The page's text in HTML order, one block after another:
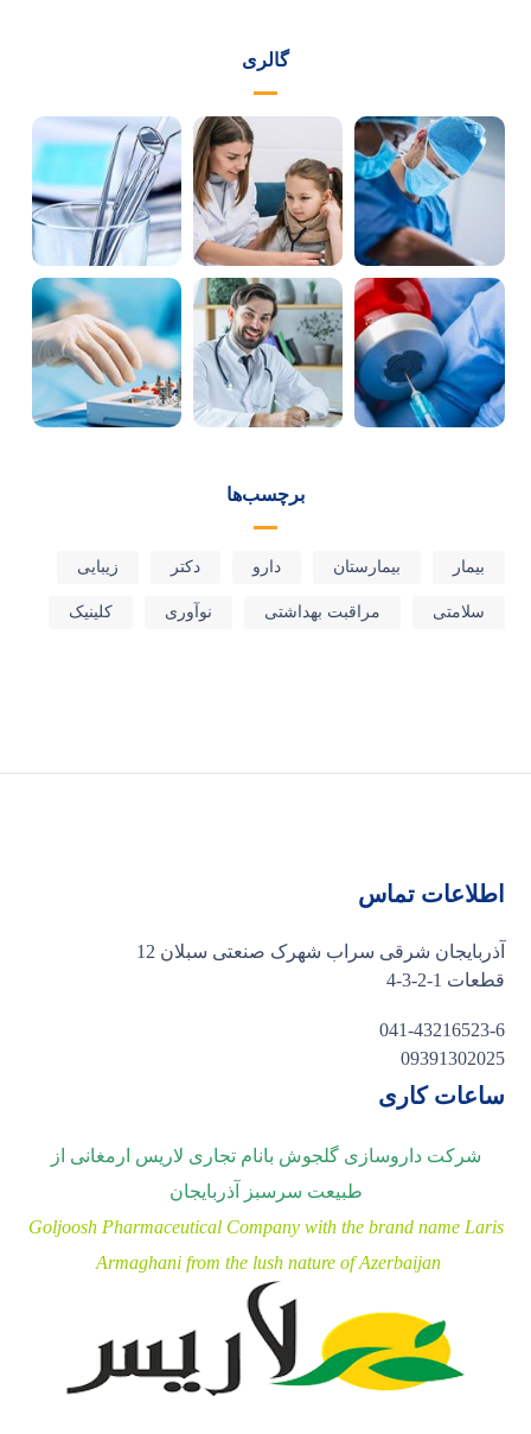
گالری
برچسب‌ها
بیمار بیمارستان دارو دکتر زیبایی
سلامتی مراقبت بهداشتی نوآوری کلینیک
اطلاعات تماس
آذربایجان شرقی سراب شهرک صنعتی سبلان 12
قطعات 1-2-3-4
041-43216523-6
09391302025
ساعات کاری
شرکت داروسازی گلجوش بانام تجاری لاریس ارمغانی از
طبیعت سرسبز آذربایجان
Goljoosh Pharmaceutical Company with the brand name Laris
Armaghani from the lush nature of Azerbaijan